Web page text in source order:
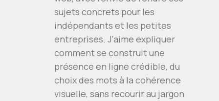
sujets concrets pour les
indépendants et les petites
entreprises. J'aime expliquer
comment se construit une
présence en ligne crédible, du
choix des mots à la cohérence
visuelle, sans recourir au jargon